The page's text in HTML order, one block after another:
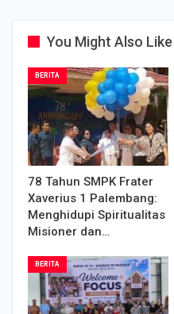
You Might Also Like
BERITA
78 Tahun SMPK Frater
Xaverius 1 Palembang:
Menghidupi Spiritualitas
Misioner dan…
BERITA